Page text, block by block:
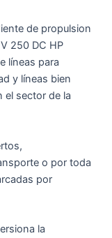
de propulsion
250 DC HP
líneas para
y líneas bien
el sector de la
o por toda
por
la